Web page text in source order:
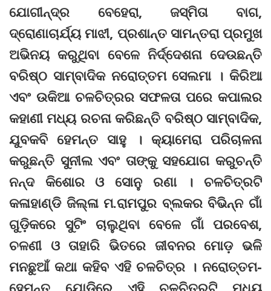
ଯୋଗୀନ୍ଦ୍ର ବେହେରା, ଜସ୍ମିତା ବାଗ,
ଦ୍ରୋଣାଚାର୍ଯ୍ୟ ମାଝୀ, ପ୍ରଶାନ୍ତ ସାମନ୍ତରା ପ୍ରମୁଖ
ଅଭିନୟ କରୁଥିବା ବେଳେ ନିର୍ଦ୍ଦେଶନା ଦେଉଛନ୍ତି
ବରିଷ୍ଠ ସାମ୍ବାଦିକ ନରୋତ୍ତମ ସେଲମା । କିରିଆ
ଏବଂ ଉକିଆ ଚଳଚିତ୍ରର ସଫଳତା ପରେ କପାଲର
କହାଣୀ ମଧ୍ୟ ରଚନା କରିଛନ୍ତି ବରିଷ୍ଠ ସାମ୍ବାଦିକ,
ଯୁବକବି ହେମନ୍ତ ସାହୁ । କ୍ୟାମେରା ପରିଚାଳନା
କରୁଛନ୍ତି ସୁନୀଲ ଏବଂ ତାଙ୍କୁ ସହଯୋଗ କରୁଚନ୍ତି
ନନ୍ଦ କିଶୋର ଓ ସୋନୁ ରଣା । ଚଳଚିତ୍ରଟି
କଳାହାଣ୍ଡି ଜିଲ୍ଳା ମ.ରାମପୁର ବ୍ଲକର ବିଭିନ୍ନ ଗାଁ
ଗୁଡ଼ିକରେ ସୁଟିଂ ଚାଲୁଥିବା ବେଳେ ଗାଁ ପରବେଶ,
ଚଳଣୀ ଓ ତାହାରି ଭିତରେ ଜୀବନର ମୋଡ଼ ଭଳି
ମନଛୁଆଁ କଥା କହିବ ଏହି ଚଳଚିତ୍ର । ନରୋତ୍ତମ-
ହେମନ୍ତ ଯୋଡ଼ିରେ ଏହି ଚଳଚିତ୍ରଟି ମଧ୍ୟ